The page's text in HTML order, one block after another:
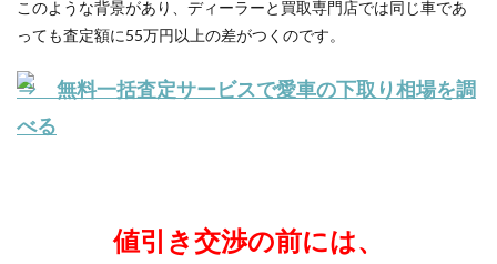
このような背景があり、ディーラーと買取専門店では同じ車であ
っても査定額に55万円以上の差がつくのです。
⇒ 無料一括査定サービスで愛車の下取り相場を調
べる
値引き交渉の前には、